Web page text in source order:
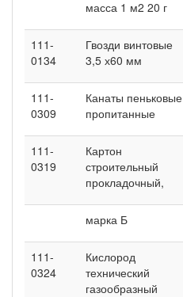
масса 1 м2 20 г
111-
0134
Гвозди винтовые
3,5 х60 мм
111-
0309
Канаты пеньковые
пропитанные
111-
0319
Картон
строительный
прокладочный,
марка Б
111-
0324
Кислород
технический
газообразный